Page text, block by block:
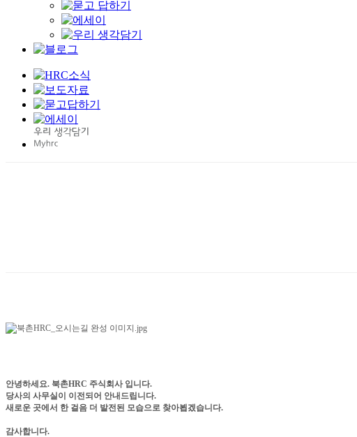
안녕하세요. 북촌HRC 주식회사 입니다.
당사의 사무실이 이전되어 안내드립니다.
새로운 곳에서 한 걸음 더 발전된 모습으로 찾아뵙겠습니다.
감사합니다.